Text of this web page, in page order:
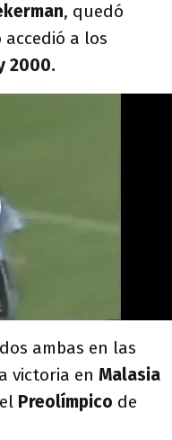
, quedó
a los
2000.
ambas en las
victoria en Malasia
Preolímpico de